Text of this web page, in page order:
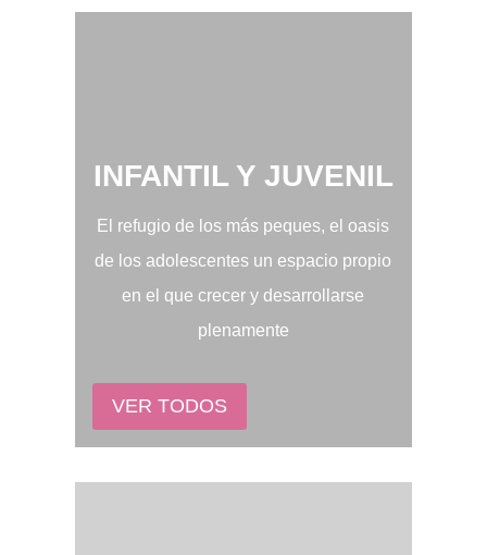
INFANTIL Y JUVENIL
El refugio de los más peques, el oasis
de los adolescentes un espacio propio
en el que crecer y desarrollarse
plenamente
VER TODOS